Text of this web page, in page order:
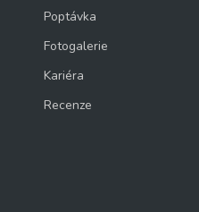
Poptávka
Fotogalerie
Kariéra
Recenze